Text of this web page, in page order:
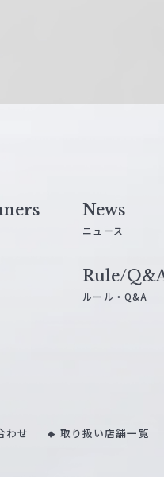
News
ニュース
Rule/
ルール・Q&A
わせ 取り扱い店舗一覧